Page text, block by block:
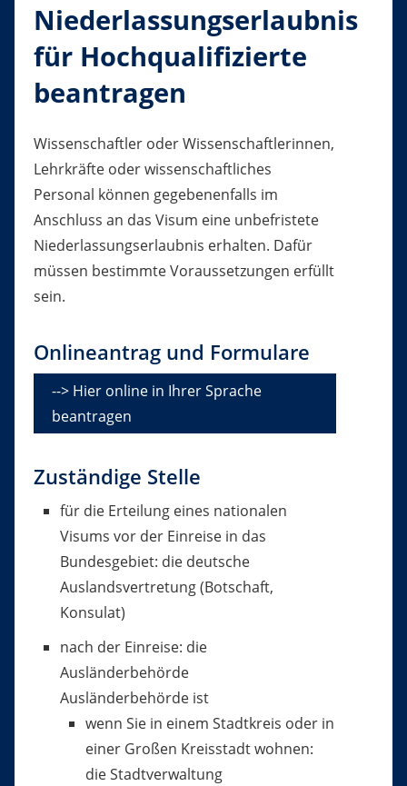
Niederlassungserlaubnis
für Hochqualifizierte
beantragen
Wissenschaftler oder Wissenschaftlerinnen,
Lehrkräfte oderwissenschaftliches
Personal können gegebenenfalls im
Anschluss an das Visum eine unbefristete
Niederlassungserlaubnis erhalten. Dafür
müssen bestimmte Voraussetzungen erfüllt
sein.
Onlineantrag und Formulare
--> Hier online in Ihrer Sprache
beantragen
Zuständige Stelle
für die Erteilung eines nationalen
Visums vor der Einreise in das
Bundesgebiet: die deutsche
Auslandsvertretung (Botschaft,
Konsulat)
nach der Einreise: die
Ausländerbehörde
Ausländerbehörde ist
wenn Sie in einem Stadtkreis oder in
einer Großen Kreisstadt wohnen:
die Stadtverwaltung